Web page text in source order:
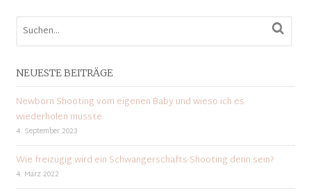
NEUESTE BEITRÄGE
Newborn Shooting vom eigenen Baby und wieso ich es
wiederholen musste
4. September 2023
Wie freizügig wird ein Schwangerschafts-Shooting denn sein?
4. März 2022